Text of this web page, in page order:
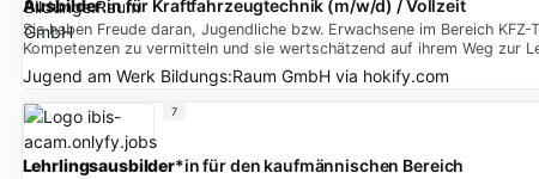
Ausbilder:in für Kraftfahrzeugtechnik (m/w/d) / Vollzeit
Sie haben Freude daran, Jugendliche bzw. Erwachsene im Bereich
Kompetenzen zu vermitteln und sie wertschätzend auf ihrem Weg zur
Jugend am Werk Bildungs:Raum GmbHvia hokify.com
Lehrlingsausbilder*in für den kaufmännischen Bereich
7